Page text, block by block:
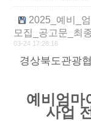
2025_예비_
모집_공고문_최
03-24 17:28:16
경상북도관광
예비엄마
사업